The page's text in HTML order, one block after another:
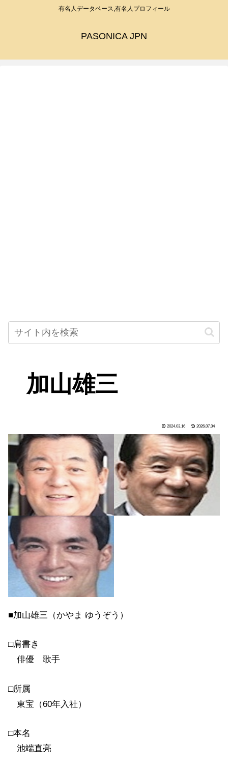
有名人データベース,有名人プロフィール
PASONICA JPN
加山雄三
2024.03.16 2026.07.04
■加山雄三（かやま ゆうぞう）
□肩書き
俳優 歌手
□所属
東宝（60年入社）
□本名
池端直亮